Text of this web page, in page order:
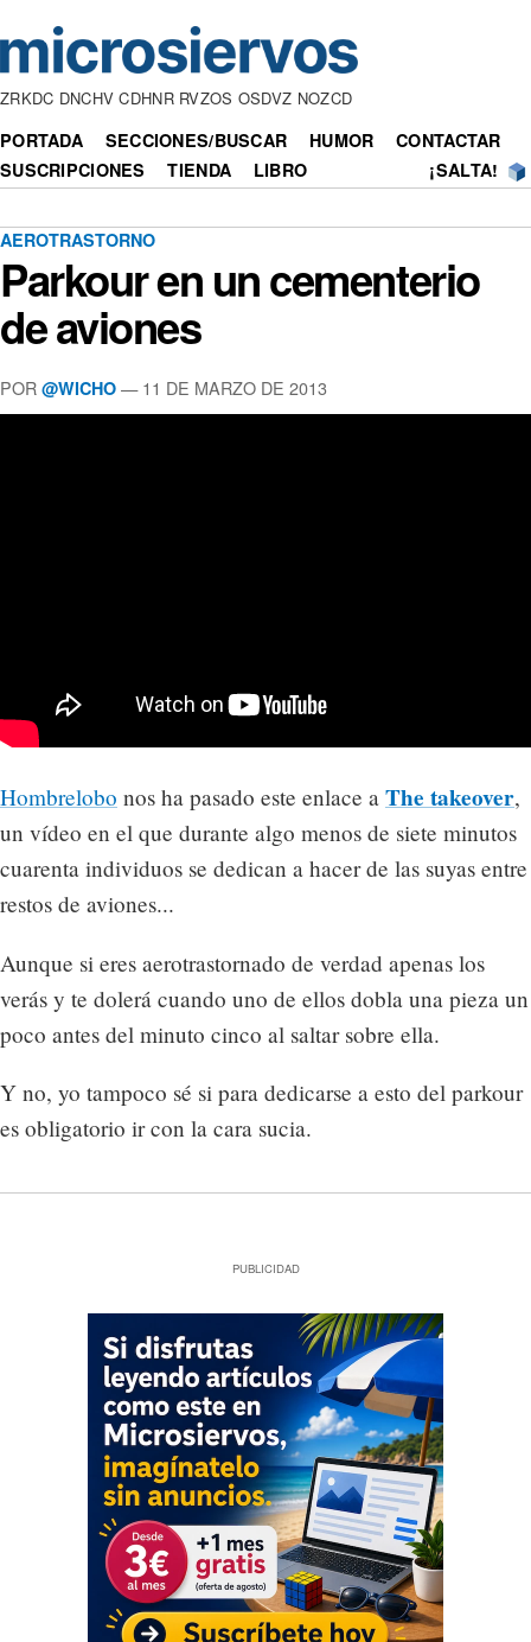
ZRKDC DNCHV CDHNR RVZOS OSDVZ NOZCD
PORTADA SECCIONES/BUSCAR HUMOR
CONTACTAR
SUSCRIPCIONES
TIENDA LIBRO ¡SALTA!
AEROTRASTORNO
Parkour en un cementerio
de aviones
POR @WICHO — 11 DE MARZO DE 2013
Hombrelobo nos ha pasado este enlace a The takeover,
un vídeo en el que durante algo menos de siete minutos
cuarenta individuos se dedican a hacer de las suyas entre
restos de aviones...
Aunque si eres aerotrastornado de verdad apenas los
verás y te dolerá cuando uno de ellos dobla una pieza un
poco antes del minuto cinco al saltar sobre ella.
Y no, yo tampoco sé si para dedicarse a esto del parkour
es obligatorio ir con la cara sucia.
PUBLICIDAD